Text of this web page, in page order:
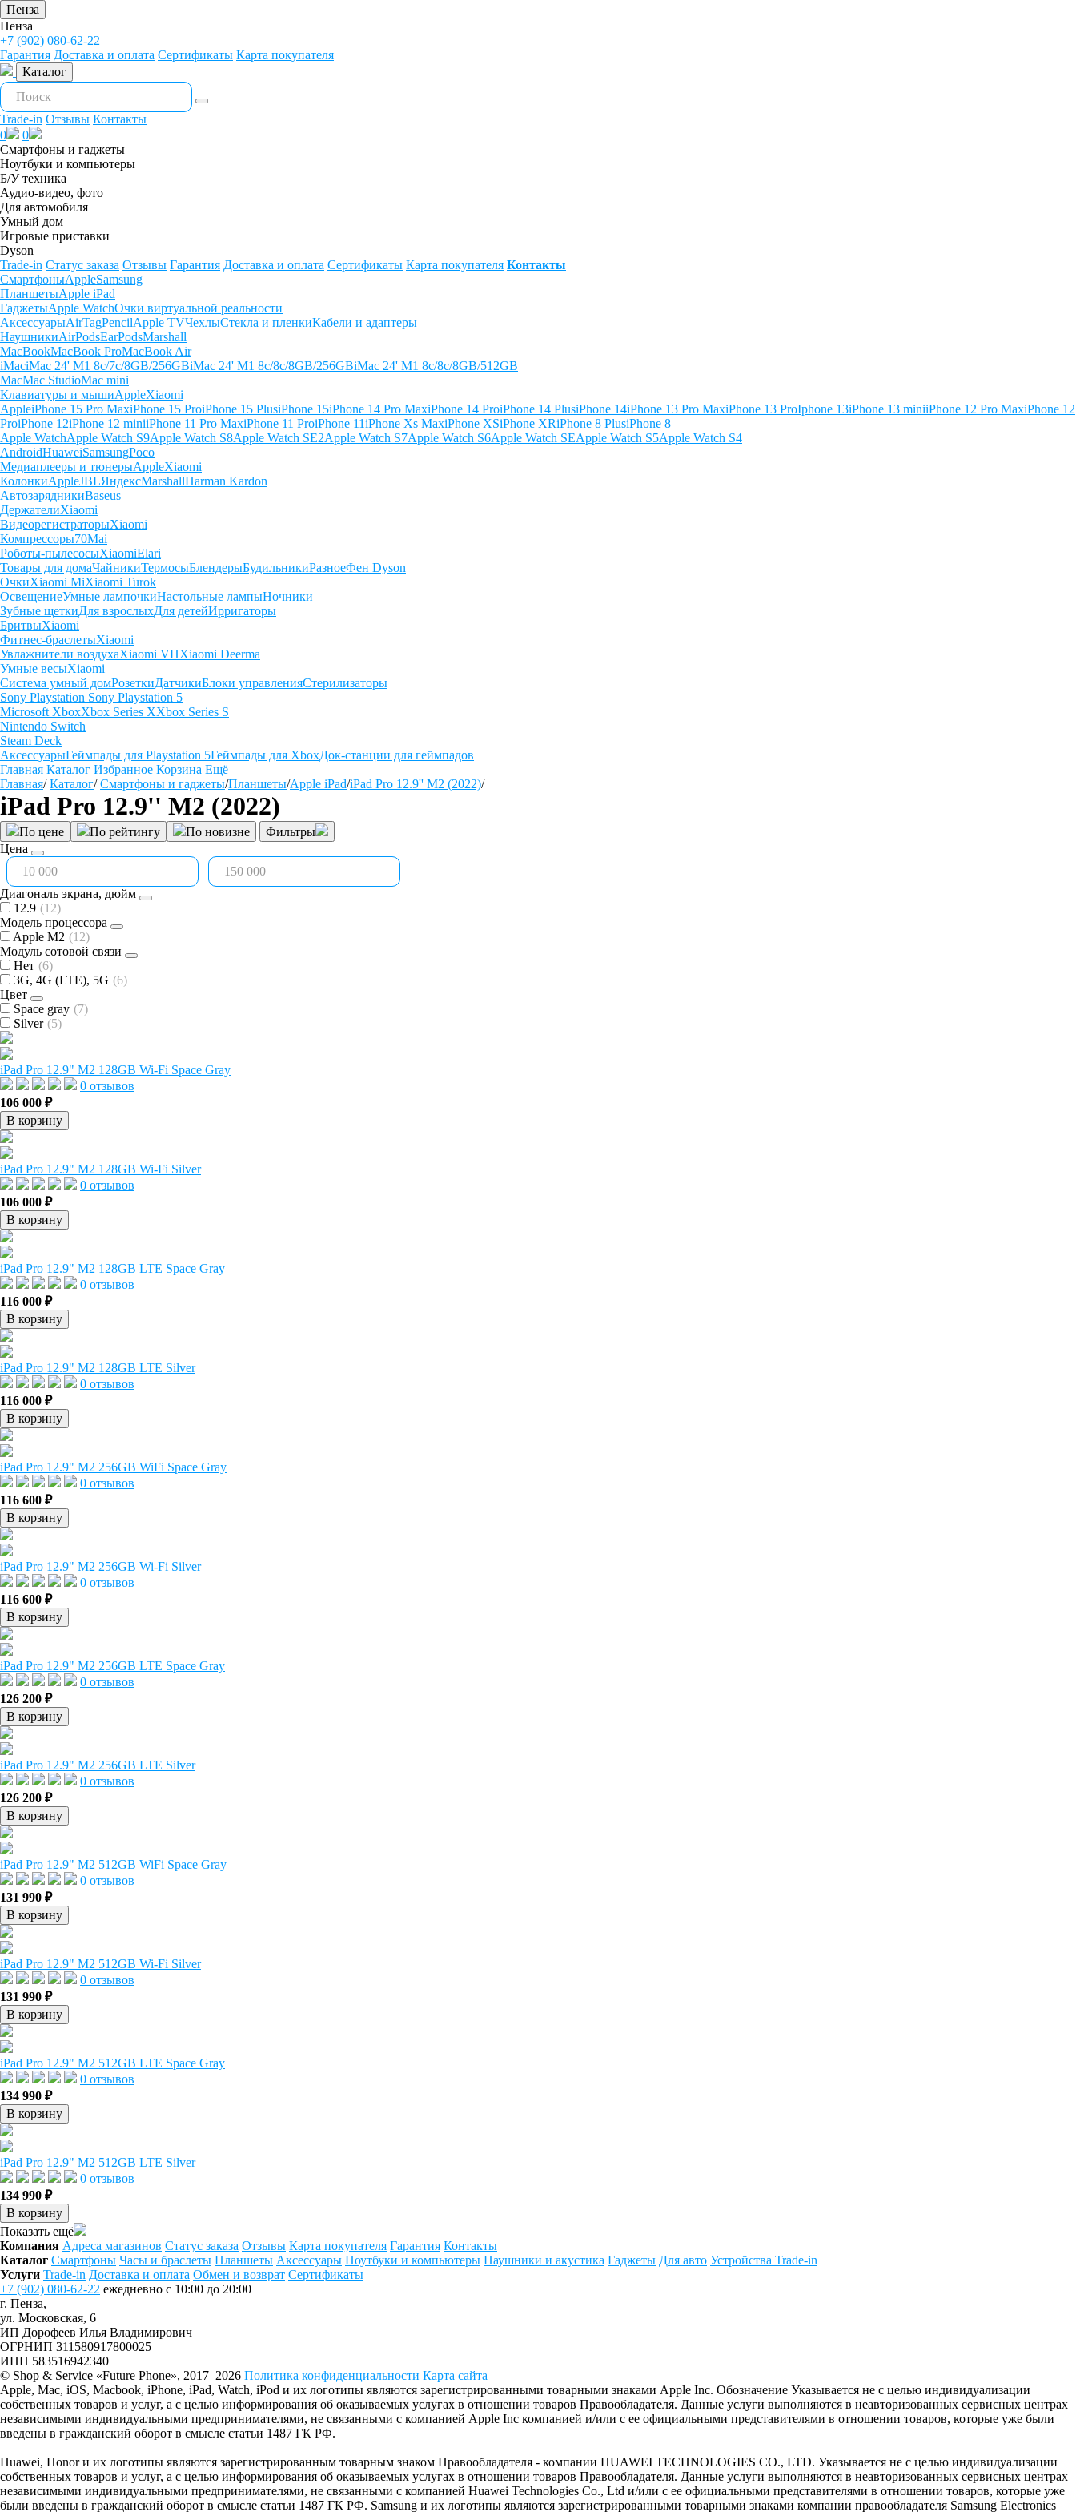
Пенза
Пенза
+7 (902) 080-62-22
Гарантия Доставка и оплата Сертификаты Карта покупателя
Каталог
Trade-in Отзывы Контакты
0
0
Смартфоны и гаджеты
Ноутбуки и компьютеры
Б/У техника
Аудио-видео, фото
Для автомобиля
Умный дом
Игровые приставки
Dyson
Trade-in Статус заказа Отзывы Гарантия Доставка и оплата Сертификаты Карта покупателя Контакты
СмартфоныAppleSamsung
ПланшетыApple iPad
ГаджетыApple WatchОчки виртуальной реальности
АксессуарыAirTagPencilApple TVЧехлыСтекла и пленкиКабели и адаптеры
НаушникиAirPodsEarPodsMarshall
MacBookMacBook ProMacBook Air
iMaciMac 24' M1 8c/7c/8GB/256GBiMac 24' M1 8c/8c/8GB/256GBiMac 24' M1 8c/8c/8GB/512GB
MacMac StudioMac mini
Клавиатуры и мышиAppleXiaomi
AppleiPhone 15 Pro MaxiPhone 15 ProiPhone 15 PlusiPhone 15iPhone 14 Pro MaxiPhone 14 ProiPhone 14 PlusiPhone 14iPhone 13 Pro MaxiPhone 13 ProIphone 13iPhone 13 miniiPhone 12 Pro MaxiPhone 12
ProiPhone 12iPhone 12 miniiPhone 11 Pro MaxiPhone 11 ProiPhone 11iPhone Xs MaxiPhone XSiPhone XRiPhone 8 PlusiPhone 8
Apple WatchApple Watch S9Apple Watch S8Apple Watch SE2Apple Watch S7Apple Watch S6Apple Watch SEApple Watch S5Apple Watch S4
AndroidHuaweiSamsungPoco
Медиаплееры и тюнерыAppleXiaomi
КолонкиAppleJBLЯндексMarshallHarman Kardon
АвтозарядникиBaseus
ДержателиXiaomi
ВидеорегистраторыXiaomi
Компрессоры70Mai
Роботы-пылесосыXiaomiElari
Товары для домаЧайникиТермосыБлендерыБудильникиРазноеФен Dyson
ОчкиXiaomi MiXiaomi Turok
ОсвещениеУмные лампочкиНастольные лампыНочники
Зубные щеткиДля взрослыхДля детейИрригаторы
БритвыXiaomi
Фитнес-браслетыXiaomi
Увлажнители воздухаXiaomi VHXiaomi Deerma
Умные весыXiaomi
Система умный домРозеткиДатчикиБлоки управленияСтерилизаторы
Sony Playstation Sony Playstation 5
Microsoft XboxXbox Series XXbox Series S
Nintendo Switch
Steam Deck
АксессуарыГеймпады для Playstation 5Геймпады для XboxДок-станции для геймпадов
Главная Каталог Избранное Корзина Ещё
Главная/ Каталог/ Смартфоны и гаджеты/Планшеты/Apple iPad/iPad Pro 12.9'' М2 (2022)/
iPad Pro 12.9'' М2 (2022)
По цене По рейтингу По новизне
Фильтры
Цена
Диагональ экрана, дюйм
12.9 (12)
Модель процессора
Apple M2 (12)
Модуль сотовой связи
Нет (6)
3G, 4G (LTE), 5G (6)
Цвет
Space gray (7)
Silver (5)
iPad Pro 12.9" M2 128GB Wi-Fi Space Gray
0 отзывов
106 000 ₽
В корзину
iPad Pro 12.9" M2 128GB Wi-Fi Silver
0 отзывов
106 000 ₽
В корзину
iPad Pro 12.9" M2 128GB LTE Space Gray
0 отзывов
116 000 ₽
В корзину
iPad Pro 12.9" M2 128GB LTE Silver
0 отзывов
116 000 ₽
В корзину
iPad Pro 12.9" M2 256GB WiFi Space Gray
0 отзывов
116 600 ₽
В корзину
iPad Pro 12.9" M2 256GB Wi-Fi Silver
0 отзывов
116 600 ₽
В корзину
iPad Pro 12.9" M2 256GB LTE Space Gray
0 отзывов
126 200 ₽
В корзину
iPad Pro 12.9" M2 256GB LTE Silver
0 отзывов
126 200 ₽
В корзину
iPad Pro 12.9" M2 512GB WiFi Space Gray
0 отзывов
131 990 ₽
В корзину
iPad Pro 12.9" M2 512GB Wi-Fi Silver
0 отзывов
131 990 ₽
В корзину
iPad Pro 12.9" M2 512GB LTE Space Gray
0 отзывов
134 990 ₽
В корзину
iPad Pro 12.9" M2 512GB LTE Silver
0 отзывов
134 990 ₽
В корзину
Показать ещё
Компания Адреса магазинов Статус заказа Отзывы Карта покупателя Гарантия Контакты
Каталог Смартфоны Часы и браслеты Планшеты Аксессуары Ноутбуки и компьютеры Наушники и акустика Гаджеты Для авто Устройства Trade-in
Услуги Trade-in Доставка и оплата Обмен и возврат Сертификаты
+7 (902) 080-62-22 ежедневно с 10:00 до 20:00
г. Пенза,
ул. Московская, 6
ИП Дорофеев Илья Владимирович
ОГРНИП 311580917800025
ИНН 583516942340
© Shop & Service «Future Phone», 2017–2026 Политика конфиденциальности Карта сайта
Apple, Mac, iOS, Macbook, iPhone, iPad, Watch, iPod и их логотипы являются зарегистрированными товарными знаками Apple Inc. Обозначение Указывается не с целью индивидуализации
собственных товаров и услуг, а с целью информирования об оказываемых услугах в отношении товаров Правообладателя. Данные услуги выполняются в неавторизованных сервисных центрах
независимыми индивидуальными предпринимателями, не связанными с компанией Apple Inc компанией и/или с ее официальными представителями в отношении товаров, которые уже были
введены в гражданский оборот в смысле статьи 1487 ГК РФ.
Huawei, Honor и их логотипы являются зарегистрированным товарным знаком Правообладателя - компании HUAWEI TECHNOLOGIES CO., LTD. Указывается не с целью индивидуализации
собственных товаров и услуг, а с целью информирования об оказываемых услугах в отношении товаров Правообладателя. Данные услуги выполняются в неавторизованных сервисных центрах
независимыми индивидуальными предпринимателями, не связанными с компанией Huawei Technologies Co., Ltd и/или с ее официальными представителями в отношении товаров, которые уже
были введены в гражданский оборот в смысле статьи 1487 ГК РФ. Samsung и их логотипы являются зарегистрированными товарными знаками компании правообладателя Samsung Electronics